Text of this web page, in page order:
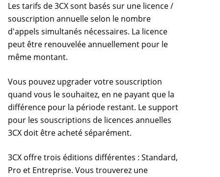
Les tarifs de 3CX sont basés sur une licence /
souscription annuelle selon le nombre
d'appels simultanés nécessaires. La licence
peut être renouvelée annuellement pour le
même montant.
Vous pouvez upgrader votre souscription
quand vous le souhaitez, en ne payant que la
différence pour la période restant. Le support
pour les souscriptions de licences annuelles
3CX doit être acheté séparément.
3CX offre trois éditions différentes : Standard,
Pro et Entreprise. Vous trouverez une